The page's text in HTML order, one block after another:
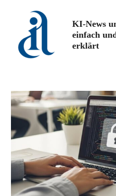
springen
KI-News
einfach
erklärt